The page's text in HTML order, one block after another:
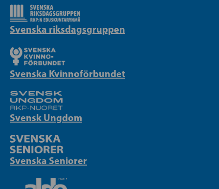
Svenska riksdagsgruppen
Svenska Kvinnoförbundet
Svensk Ungdom
Svenska Seniorer